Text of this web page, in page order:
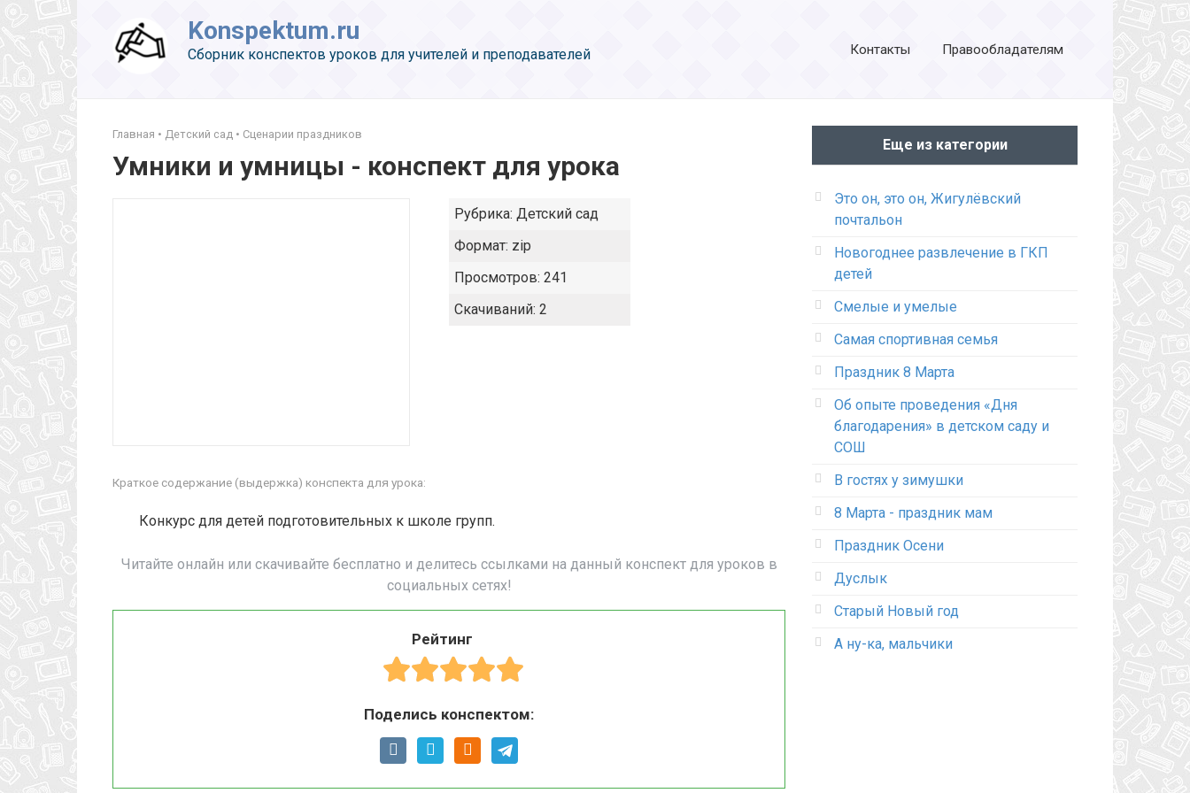
Перейти
к
контенту
Konspektum.ru
Сборник конспектов уроков для учителей и преподавателей Контакты Правообладателям
Главная • Детский сад • Сценарии праздников
Умники и умницы - конспект для урока
Рубрика: Детский сад
Формат: zip
Просмотров: 241
Скачиваний: 2
Краткое содержание (выдержка) конспекта для урока:
Конкурс для детей подготовительных к школе групп.
Читайте онлайн или скачивайте бесплатно и делитесь ссылками на данный конспект для уроков в
социальных сетях!
Рейтинг
Поделись конспектом:
Еще из категории
Это он, это он, Жигулёвский
почтальон
Новогоднее развлечение в ГКП
детей
Смелые и умелые
Самая спортивная семья
Праздник 8 Марта
Об опыте проведения «Дня
благодарения» в детском саду и
СОШ
В гостях у зимушки
8 Марта - праздник мам
Праздник Осени
Дуслык
Старый Новый год
А ну-ка, мальчики